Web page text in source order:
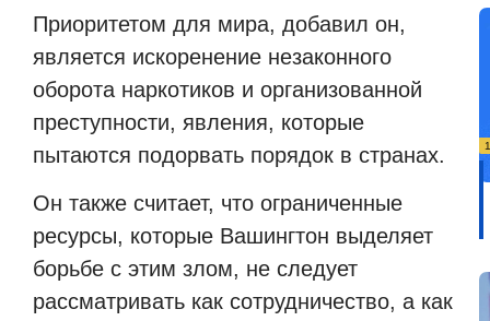
Приоритетом для мира, добавил он,
является искоренение незаконного
оборота наркотиков и организованной
преступности, явления, которые
пытаются подорвать порядок в странах.
Он также считает, что ограниченные
ресурсы, которые Вашингтон выделяет
борьбе с этим злом, не следует
рассматривать как сотрудничество, а как